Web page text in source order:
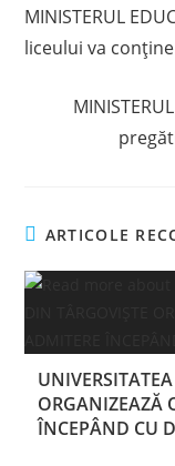
articles
MINISTERUL
liceului va
ARTICOLE
ORGANIZEAZĂ
ÎNCEPÂND CU